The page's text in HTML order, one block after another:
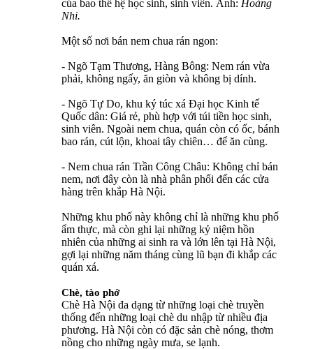
của bao thế hệ học sinh, sinh viên. Ảnh: Hoàng
Nhi.
Một số nơi bán nem chua rán ngon:
- Ngõ Tạm Thương, Hàng Bông: Nem rán vừa
phải, không ngấy, ăn giòn và không bị dính.
- Ngõ Tự Do, khu ký túc xá Đại học Kinh tế
Quốc dân: Giá rẻ, phù hợp với túi tiền học sinh,
sinh viên. Ngoài nem chua, quán còn có ốc, bánh
bao rán, cút lộn, khoai tây chiên… để ăn cùng.
- Nem chua rán Trần Công Châu: Không chỉ bán
nem, nơi đây còn là nhà phân phối đến các cửa
hàng trên khắp Hà Nội.
Những khu phố này không chỉ là những khu phố
ẩm thực, mà còn ghi lại những kỷ niệm hồn
nhiên của những ai sinh ra và lớn lên tại Hà Nội,
gợi lại những năm tháng cùng lũ bạn đi khắp các
quán xá.
Chè, tào phớ
Chè Hà Nội đa dạng từ những loại chè truyền
thống đến những loại chè du nhập từ nhiều địa
phương. Hà Nội còn có đặc sản chè nóng, thơm
nồng cho những ngày mưa, se lạnh.